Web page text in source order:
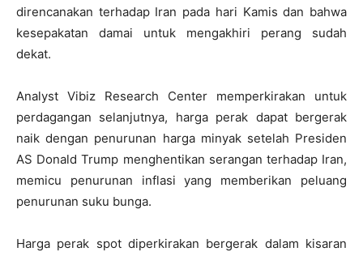
direncanakan terhadap Iran pada hari Kamis dan bahwa
kesepakatan damai untuk mengakhiri perang sudah
dekat.
Analyst Vibiz Research Center memperkirakan untuk
perdagangan selanjutnya, harga perak dapat bergerak
naik dengan penurunan harga minyak setelah Presiden
AS Donald Trump menghentikan serangan terhadap Iran,
memicu penurunan inflasi yang memberikan peluang
penurunan suku bunga.
Harga perak spot diperkirakan bergerak dalam kisaran